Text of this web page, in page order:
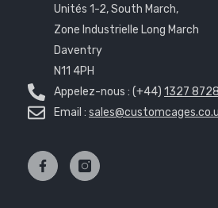
Unités 1-2, South March,
Zone Industrielle Long March
Daventry
N11 4PH
Appelez-nous : (+44) 1327
Email :